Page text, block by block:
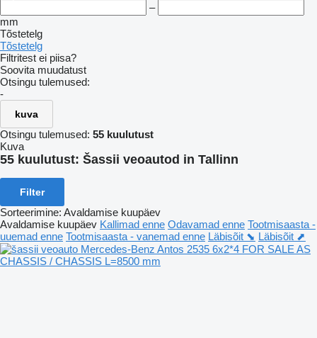
–
mm
Tõstetelg
Tõstetelg
Filtritest ei piisa?
Soovita muudatust
Otsingu tulemused:
-
kuva
Otsingu tulemused: 55 kuulutust
Kuva
55 kuulutust: Šassii veoautod in Tallinn
Filter
Sorteerimine: Avaldamise kuupäev
Avaldamise kuupäev Kallimad enne Odavamad enne Tootmisaasta -
uuemad enne Tootmisaasta - vanemad enne Läbisõit ⬊ Läbisõit ⬈